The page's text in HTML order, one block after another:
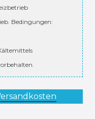
Bedingungen: